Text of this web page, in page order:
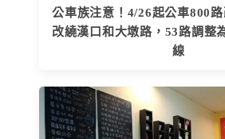
公車族注意！4/26起公車800
改繞漢口和大墩路，53路調整
線